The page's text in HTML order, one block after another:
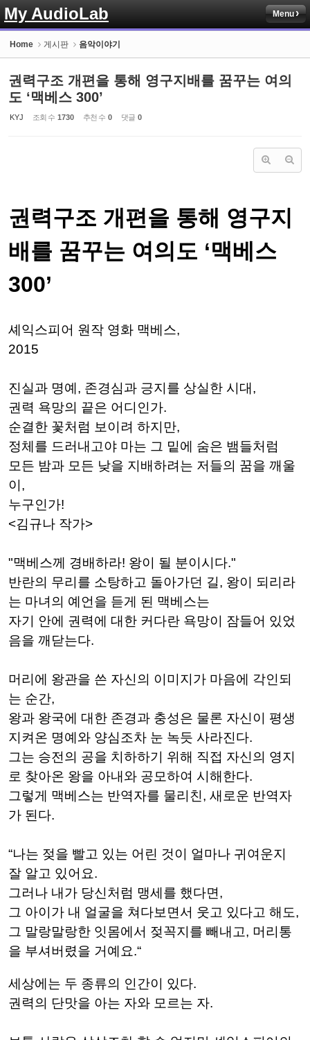
My AudioLab Menu
Home 게시판 음악이야기
권력구조 개편을 통해 영구지배를 꿈꾸는 여의
도 ‘맥베스 300’
KYJ 조회 수 1730 추천 수 0 댓글 0
권력구조 개편을 통해 영구지
배를 꿈꾸는 여의도 ‘맥베스
300’
셰익스피어 원작 영화 맥베스,
2015
진실과 명예, 존경심과 긍지를 상실한 시대,
권력 욕망의 끝은 어디인가.
순결한 꽃처럼 보이려 하지만,
정체를 드러내고야 마는 그 밑에 숨은 뱀들처럼
모든 밤과 모든 낮을 지배하려는 저들의 꿈을 깨울
이,
누구인가!
<김규나 작가>
"맥베스께 경배하라! 왕이 될 분이시다."
반란의 무리를 소탕하고 돌아가던 길, 왕이 되리라
는 마녀의 예언을 듣게 된 맥베스는
자기 안에 권력에 대한 커다란 욕망이 잠들어 있었
음을 깨닫는다.
머리에 왕관을 쓴 자신의 이미지가 마음에 각인되
는 순간,
왕과 왕국에 대한 존경과 충성은 물론 자신이 평생
지켜온 명예와 양심조차 눈 녹듯 사라진다.
그는 승전의 공을 치하하기 위해 직접 자신의 영지
로 찾아온 왕을 아내와 공모하여 시해한다.
그렇게 맥베스는 반역자를 물리친, 새로운 반역자
가 된다.
“나는 젖을 빨고 있는 어린 것이 얼마나 귀여운지
잘 알고 있어요.
그러나 내가 당신처럼 맹세를 했다면,
그 아이가 내 얼굴을 쳐다보면서 웃고 있다고 해도,
그 말랑말랑한 잇몸에서 젖꼭지를 빼내고, 머리통
을 부셔버렸을 거예요.“
세상에는 두 종류의 인간이 있다.
권력의 단맛을 아는 자와 모르는 자.
Sketchbook5, 스케치북5